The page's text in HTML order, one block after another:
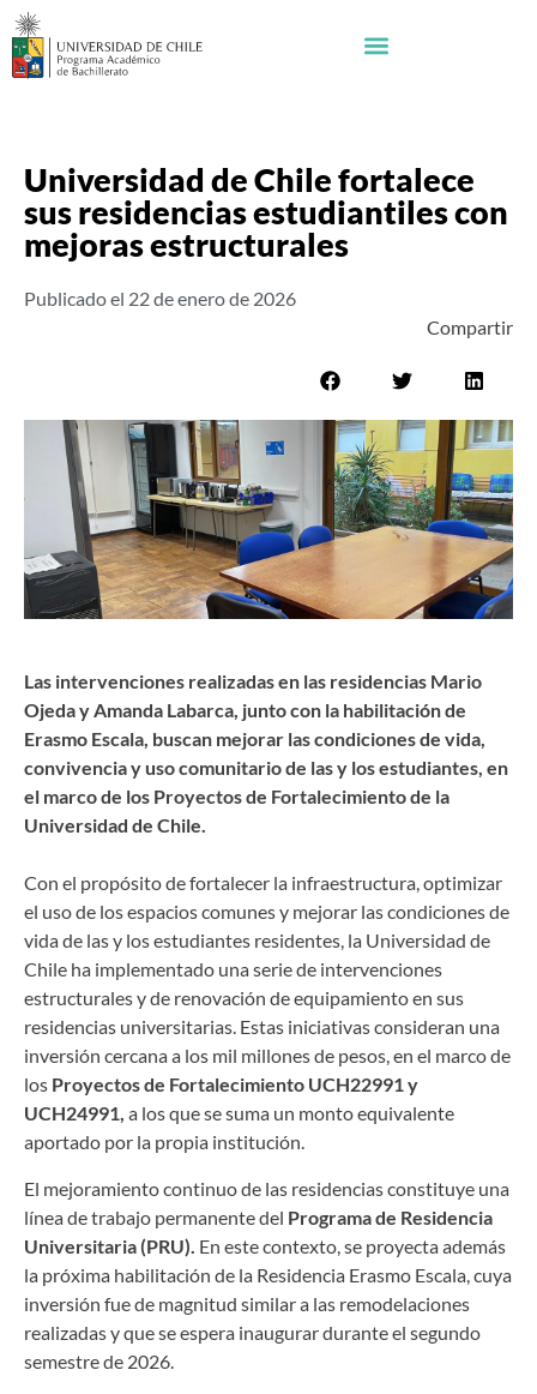
Universidad de Chile fortalece
sus residencias estudiantiles con
mejoras estructurales
Publicado el 22 de enero de 2026
Compartir
Las intervenciones realizadas en las residencias Mario
Ojeda y Amanda Labarca, junto con la habilitación de
Erasmo Escala, buscan mejorar las condiciones de vida,
convivencia y uso comunitario de las y los estudiantes, en
el marco de los Proyectos de Fortalecimiento de la
Universidad de Chile.
Con el propósito de fortalecer la infraestructura, optimizar
el uso de los espacios comunes y mejorar las condiciones de
vida de las y los estudiantes residentes, la Universidad de
Chile ha implementado una serie de intervenciones
estructurales y de renovación de equipamiento en sus
residencias universitarias. Estas iniciativas consideran una
inversión cercana a los mil millones de pesos, en el marco de
los Proyectos de Fortalecimiento UCH22991 y
UCH24991, a los que se suma un monto equivalente
aportado por la propia institución.
El mejoramiento continuo de las residencias constituye una
línea de trabajo permanente del Programa de Residencia
Universitaria (PRU). En este contexto, se proyecta además
la próxima habilitación de la Residencia Erasmo Escala, cuya
inversión fue de magnitud similar a las remodelaciones
realizadas y que se espera inaugurar durante el segundo
semestre de 2026.